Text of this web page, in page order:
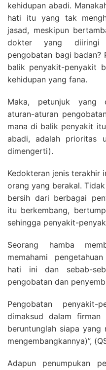
kehidupan abadi.
hati itu yang tak
jasad, meskipun
dokter yang diiringi
pengobatan bagi badan?
balik penyakit-penyakit
kehidupan yang fana.
Maka, petunjuk yang
aturan-aturan
mana di balik penyakit
abadi, adalah prioritas
dimengerti).
Kedokteran jenis terakhir
orang yang berakal.
bersih dari berbagai
itu berkembang,
sehingga penyakit-
Seorang hamba
memahami
hati ini dan sebab-
pengobatan dan
Pengobatan
dimaksud dalam firman
beruntunglah siapa
mengembangkannya)”,
Adapun penumpukan